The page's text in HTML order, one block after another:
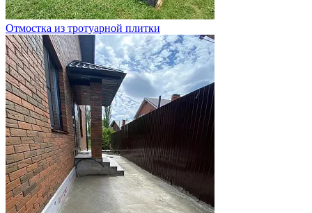
Отмостка из тротуарной плитки